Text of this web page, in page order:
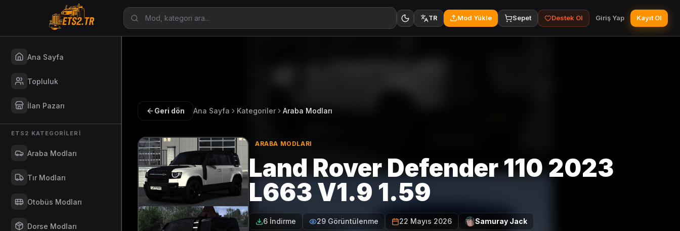
TR Mod Yükle Sepet Destek Ol Giriş Yap Kayıt Ol
Ana Sayfa
Topluluk
İlan Pazarı
ETS2 KATEGORILERI
Araba Modları
Tır Modları
Otobüs Modları
Dorse Modları
Geri dön Ana Sayfa Kategoriler Araba Modları
ARABA MODLARI
Land Rover Defender 110 2023
L663 V1.9 1.59
6 İndirme 29 Görüntülenme 22 Mayıs 2026 Samuray Jack